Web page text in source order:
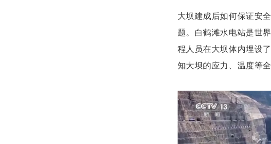
大坝建成后如何保证安
题。白鹤滩水电站是世
程人员在大坝体内埋设了
知大坝的应力、温度等全